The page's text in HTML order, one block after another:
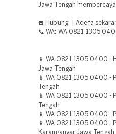
Jawa Tengah
☎️ Hubungi | Adefa
📞 WA: WA 0821 1305
📱 WA 0821 1305 0400 -
Jawa Tengah
📱 WA 0821 1305 0400 -
Tengah
📱 WA 0821 1305 0400 -
Tengah
📱 WA 0821 1305 0400 -
📱 WA 0821 1305 0400 -
Karanganyar Jawa Tengah